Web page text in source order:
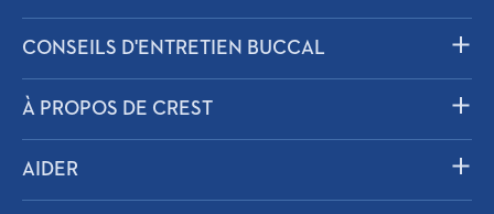
Dentifrice
Rince-bouche
Blanchissement Dentaire
CONSEILS D'ENTRETIEN BUCCAL
Solutions
Étapes de la vie
À PROPOS DE CREST
Dentifrice au fluorure stanneux
AIDER